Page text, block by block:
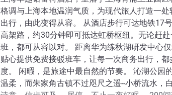
格调与上海本地温润气质，为现代旅人打造一处
出行，由此变得从容。 从酒店步行可达地铁17
高架路，约30分钟即可抵达虹桥枢纽。无论赶
班，都可从容以对。 距离华为练秋湖研发中心
贴心提供免费接驳班车，让每一次商务出行，
度。 闲暇，是旅途中最自然的节奏。 沁湖公园
温柔，而朱家角古镇不过咫尺之遥--小桥流水，